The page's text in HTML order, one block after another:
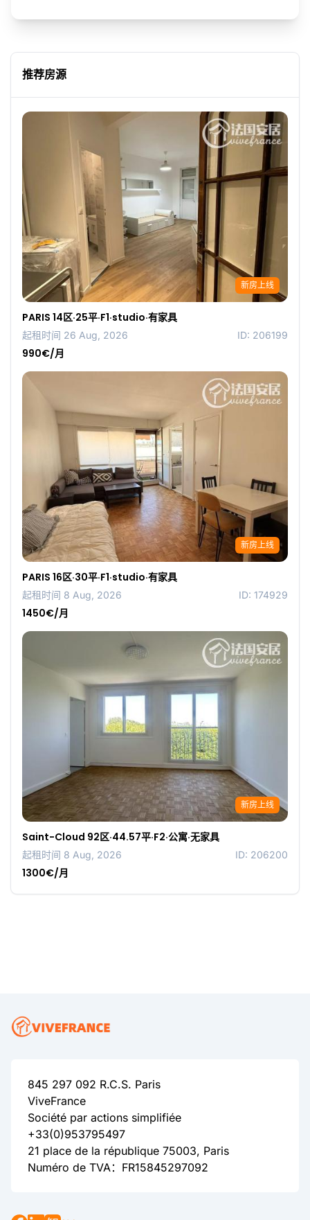
推荐房源
新房上线
PARIS 14区·25平·F1·studio·有家具
起租时间 26 Aug, 2026 ID: 206199
990€/月
新房上线
PARIS 16区·30平·F1·studio·有家具
起租时间 8 Aug, 2026 ID: 174929
1450€/月
新房上线
Saint-Cloud 92区·44.57平·F2·公寓·无家具
起租时间 8 Aug, 2026 ID: 206200
1300€/月
845 297 092 R.C.S. Paris
ViveFrance
Société par actions simplifiée
+33(0)953795497
21 place de la république 75003, Paris
Numéro de TVA：FR15845297092